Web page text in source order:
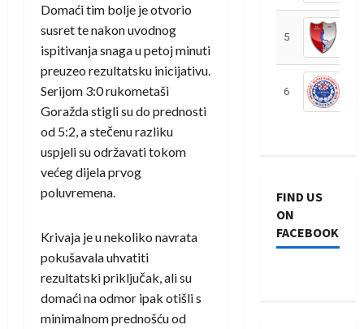
Domaći tim bolje je otvorio
susret te nakon uvodnog
ispitivanja snaga u petoj minuti
preuzeo rezultatsku inicijativu.
Serijom 3:0 rukometaši
Goražda stigli su do prednosti
od 5:2, a stečenu razliku
uspjeli su održavati tokom
većeg dijela prvog
poluvremena.
Krivaja je u nekoliko navrata
pokušavala uhvatiti
rezultatski priključak, ali su
domaći na odmor ipak otišli s
minimalnom prednošću od
5
6
FIND US
ON
FACEBOOK